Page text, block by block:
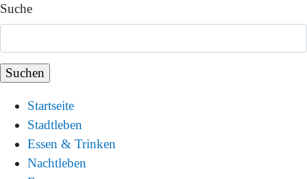
Suche
Startseite
Stadtleben
Essen & Trinken
Nachtleben